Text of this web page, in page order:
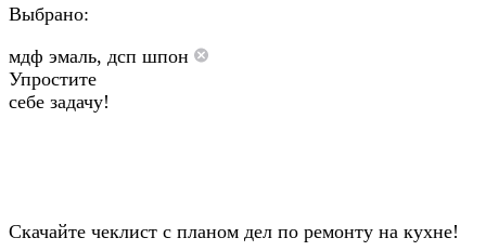
Выбрано:
мдф эмаль, дсп шпон
Упростите
себе задачу!
Скачайте чеклист с планом дел по ремонту на кухне!